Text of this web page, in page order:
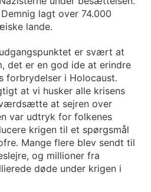
lagt over 74.000
lande.
er svært at
det er en god ide at erindre
forbrydelser i Holocaust.
at vi husker alle krisens
at sejren over
var udtryk for folkenes
krigen til et spørgsmål
Mange flere blev sendt til
og millioner fra
døde under krigen i